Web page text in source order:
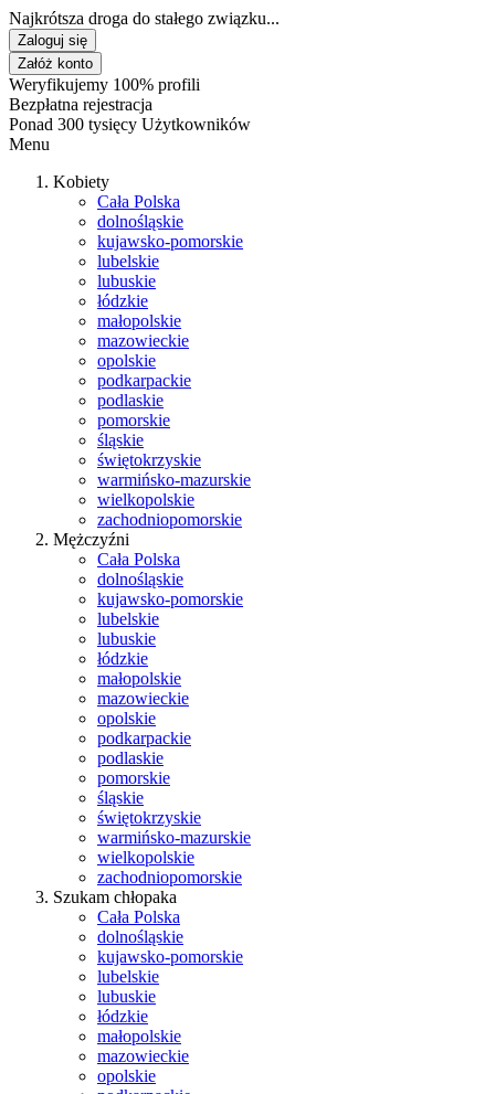
Najkrótsza droga do stałego związku...
Zaloguj się
Załóż konto
Weryfikujemy 100% profili
Bezpłatna rejestracja
Ponad 300 tysięcy Użytkowników
Menu
Kobiety
Cała Polska
dolnośląskie
kujawsko-pomorskie
lubelskie
lubuskie
łódzkie
małopolskie
mazowieckie
opolskie
podkarpackie
podlaskie
pomorskie
śląskie
świętokrzyskie
warmińsko-mazurskie
wielkopolskie
zachodniopomorskie
Mężczyźni
Cała Polska
dolnośląskie
kujawsko-pomorskie
lubelskie
lubuskie
łódzkie
małopolskie
mazowieckie
opolskie
podkarpackie
podlaskie
pomorskie
śląskie
świętokrzyskie
warmińsko-mazurskie
wielkopolskie
zachodniopomorskie
Szukam chłopaka
Cała Polska
dolnośląskie
kujawsko-pomorskie
lubelskie
lubuskie
łódzkie
małopolskie
mazowieckie
opolskie